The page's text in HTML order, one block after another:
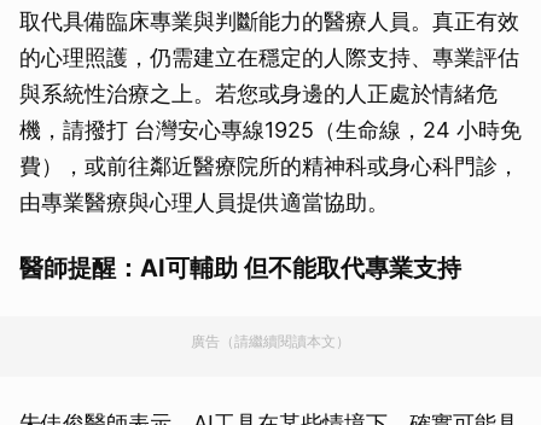
取代具備臨床專業與判斷能力的醫療人員。真正有效
的心理照護，仍需建立在穩定的人際支持、專業評估
與系統性治療之上。若您或身邊的人正處於情緒危
機，請撥打 台灣安心專線1925（生命線，24 小時免
費），或前往鄰近醫療院所的精神科或身心科門診，
由專業醫療與心理人員提供適當協助。
醫師提醒：AI可輔助 但不能取代專業支持
廣告（請繼續閱讀本文）